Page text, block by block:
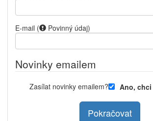
E-mail ( Povinný údaj)
Novinky emailem
Zasílat novinky emailem? Ano,
Pokračovat